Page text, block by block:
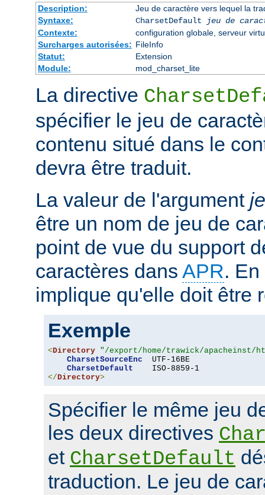
Description:
Jeu de caractère vers lequel la
Syntaxe:
CharsetDefault
jeu de
Contexte:
configuration globale, serveur
Surcharges autorisées: FileInfo
Statut:
Extension
Module:
mod_charset_lite
La directive
spécifier le jeu de
contenu situé dans le
devra être traduit.
La valeur de l'argument
être un nom de jeu de
point de vue du support
caractères dans APR.
implique qu'elle doit être
Exemple
<Directory "/export/home/trawick/apacheinst/
CharsetSourceEnc
  UTF-16BE
CharsetDefault
</Directory>
Spécifier le même jeu
les deux directives
et CharsetDefault
traduction. Le jeu de